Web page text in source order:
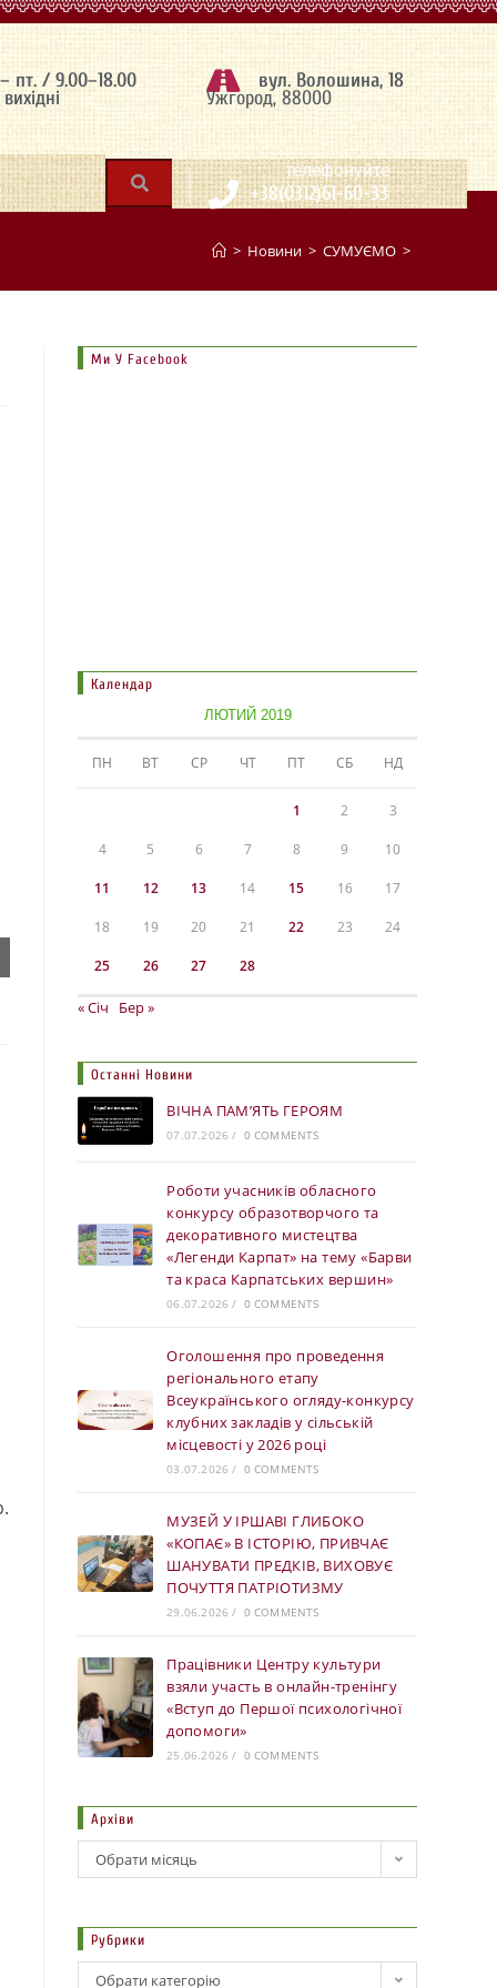
пт. / 9.00–18.00 вул. Волошина, 18
Ужгород, 88000
| телефонуйте
+38(0312)61-60-33
> Новини > СУМУЄМО >
Ми У Facebook
Календар
ЛЮТИЙ 2019
ПН ВТ СР ЧТ ПТ СБ НД
1 2 3
4 5 6 7 8 9 10
11 12 13 14 15 16 17
18 19 20 21 22 23 24
25 26 27 28
« Січ Бер »
Останні Новини
ВІЧНА ПАМ’ЯТЬ ГЕРОЯМ
07.07.2026 / 0 COMMENTS
Роботи учасників обласного
конкурсу образотворчого та
декоративного мистецтва
«Легенди Карпат» на тему «Барви
та краса Карпатських вершин»
06.07.2026 / 0 COMMENTS
Оголошення про проведення
регіонального етапу
Всеукраїнського огляду-конкурсу
клубних закладів у сільській
місцевості у 2026 році
03.07.2026 / 0 COMMENTS
МУЗЕЙ У ІРШАВІ ГЛИБОКО
«КОПАЄ» В ІСТОРІЮ, ПРИВЧАЄ
ШАНУВАТИ ПРЕДКІВ, ВИХОВУЄ
ПОЧУТТЯ ПАТРІОТИЗМУ
29.06.2026 / 0 COMMENTS
Працівники Центру культури
взяли участь в онлайн-тренінгу
«Вступ до Першої психологічної
допомоги»
25.06.2026 / 0 COMMENTS
Архіви
Обрати місяць
Рубрики
Обрати категорію